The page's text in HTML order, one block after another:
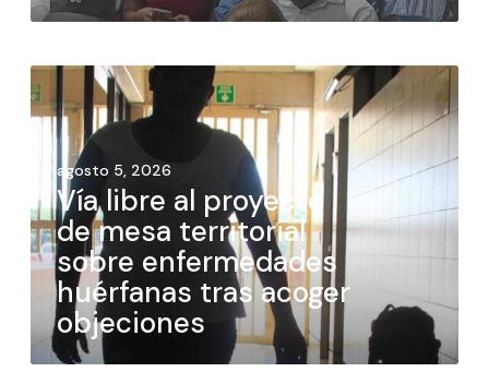
agosto 5, 2026
Vía libre al proyecto
de mesa territorial
sobre enfermedades
huérfanas tras acoger
objeciones